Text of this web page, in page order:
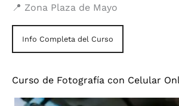
📍 Zona Plaza de Mayo
Info Completa del Curso
Curso de Fotografía con Celular